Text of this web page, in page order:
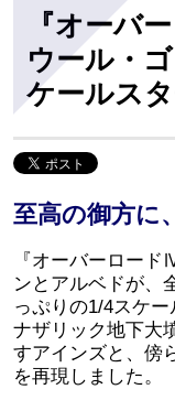
『オーバ
ウール・
ケールス
至高の御方に
『オーバーロー
ンとアルベドが、
っぷりの1/4スケー
ナザリック地下大
すアインズと、傍
を再現しました。